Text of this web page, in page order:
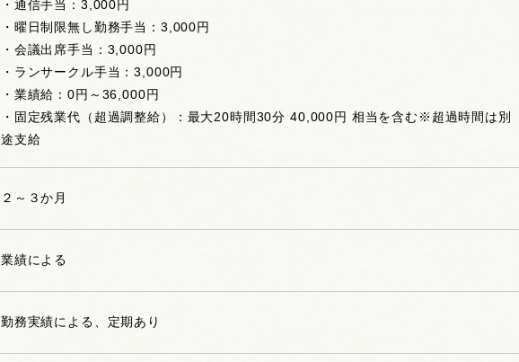
・通信手当：3,000円
・曜日制限無し勤務手当：3,000円
・会議出席手当：3,000円
・ランサークル手当：3,000円
・業績給：0円～36,000円
・固定残業代（超過調整給）：最大20時間30分 40,000円 相当を含む※超過時間は別
途支給
２～３か月
業績による
勤務実績による、定期あり